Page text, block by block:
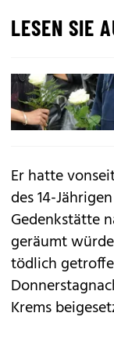
LESEN SIE
Er hatte
des 14-
Gedenkstätte
geräumt
tödlich
Krems